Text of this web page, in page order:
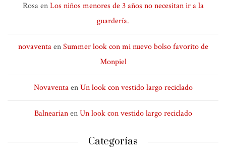
RosaenLos niños menores de 3 años no necesitan ir a la
guardería.
novaventaenSummer look con mi nuevo bolso favorito de
Monpiel
NovaventaenUn look con vestido largo reciclado
BalnearianenUn look con vestido largo reciclado
Categorías